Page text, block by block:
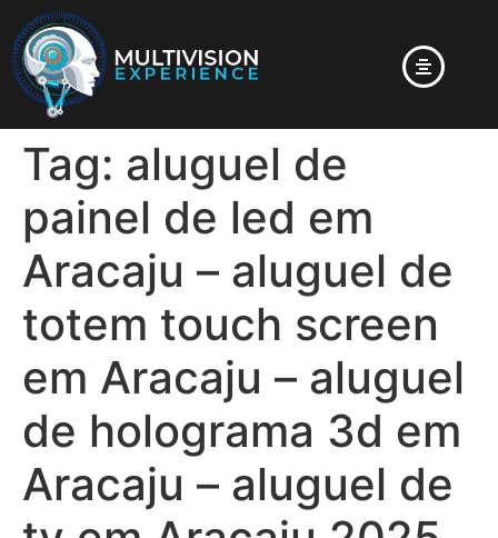
Tag: aluguel de
painel de led em
Aracaju – aluguel de
totem touch screen
em Aracaju – aluguel
de holograma 3d em
Aracaju – aluguel de